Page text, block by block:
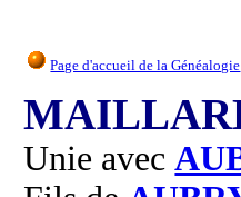
Page d'accueil de la Généalogie
Unie avec